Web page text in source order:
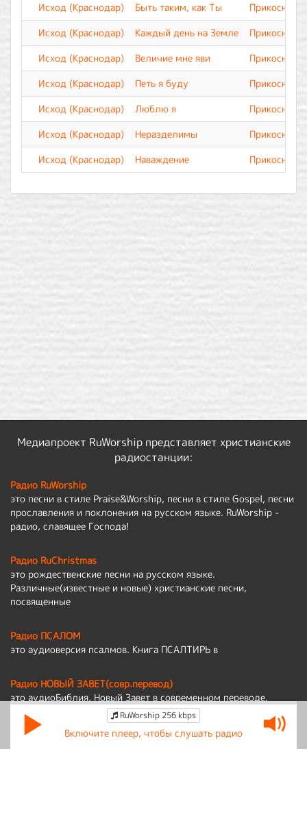
Исход (Краснодар)
Быть таким, как Ты
Исход (Краснодар)
Каждый день на Земле
Исход (Краснодар)
Величие мне яви
Исход (Краснодар)
Петь я буду
Исход (Краснодар)
Люблю я
Исход (Краснодар)
Неразделимы
Исход (Краснодар)
Наваждение
Медиапроект RuWorship представляет христианские
радиостанции:
Радио RuWorship
это песни в стиле Praise&Worship, песни в стиле Gospel, песни
прославления и поклонения на русском языке. RuWorship -
радио, славящее Господа!
Радио RuChristmas
это рождественские песни на русском языке.
Различные(известные и новые) христианские песни,
посвященные
Радио ПСАЛОМ
это аудиоверсия псалмов. Книга ПСАЛТИРЬ в
Радио НОВЫЙ ЗАВЕТ(совр.перевод)
это аудиоБиблия, Новый Завет в современном переводе.
Политика обработки персональных данных
RuWorship 256 kbps
Включите плеер, чтобы слушать радио